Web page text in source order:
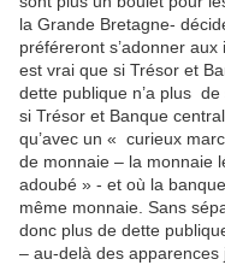
la Grande Bretagne-
préféreront s’adonner
est vrai que si Trésor et
dette publique n’a plus
si Trésor et Banque
qu’avec un « curieux
de monnaie – la monnaie
adoubé » - et où la
même monnaie. Sans
donc plus de dette
– au-delà des